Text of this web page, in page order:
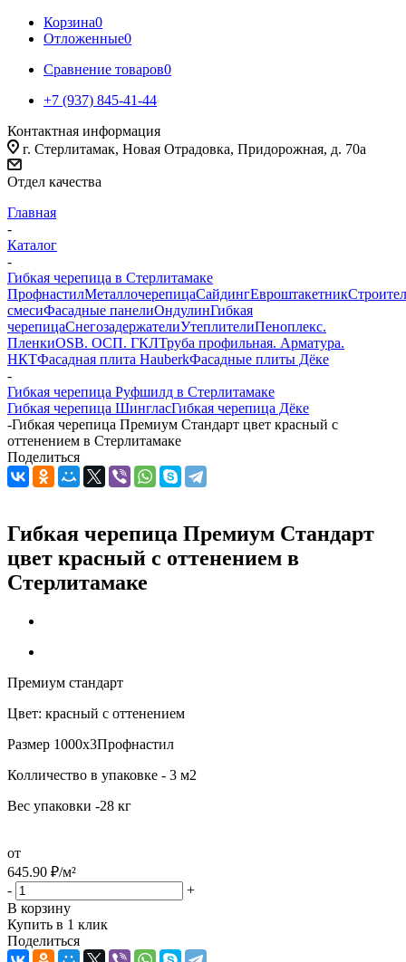
Корзина0
Отложенные0
Сравнение товаров0
+7 (937) 845-41-44
Контактная информация
г. Стерлитамак, Новая Отрадовка, Придорожная, д. 70а
Отдел качества
Главная
-
Каталог
-
Гибкая черепица в Стерлитамаке
ПрофнастилМеталлочерепицаСайдингЕвроштакетник
смесиФасадные панелиОндулинГибкая
черепицаСнегозадержателиУтеплителиПеноплекс.
ПленкиOSB. ОСП. ГКЛТруба профильная. Арматура.
НКТФасадная плита HauberkФасадные плиты Дёке
-
Гибкая черепица Руфшилд в Стерлитамаке
Гибкая черепица ШингласГибкая черепица Дёке
-Гибкая черепица Премиум Стандарт цвет красный с
оттенением в Стерлитамаке
Поделиться
Гибкая черепица Премиум Стандарт
цвет красный с оттенением в
Стерлитамаке
Премиум стандарт
Цвет: красный с оттенением
Размер 1000х3Профнастил
Колличество в упаковке - 3 м2
Вес упаковки -28 кг
от
645.90 ₽/м²
-
+
В корзину
Купить в 1 клик
Поделиться